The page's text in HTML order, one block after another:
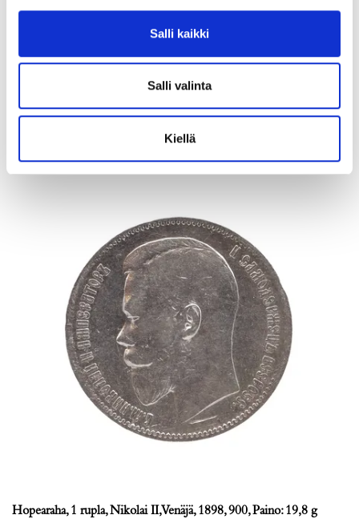
Salli kaikki
Salli valinta
Kiellä
Kivikorvakorut, desing Zhanna Katzman, korkeus 28mm, 925br,
Vuosaaren Pantti
Hopearaha, 1 rupla, Nikolai II, Venäjä, 1898, 900, Paino: 19,8 g